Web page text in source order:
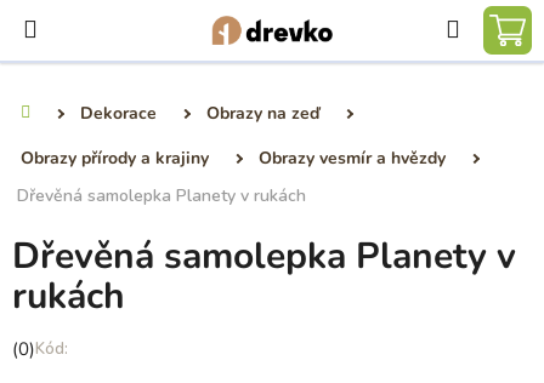
obsah
Hledat
Dekorace
Obrazy na zeď
Obrazy přírody a krajiny
Obrazy vesmír a hvězdy
Dřevěná samolepka Planety v rukách
Dřevěná samolepka Planety v
rukách
Průměrné
(0)